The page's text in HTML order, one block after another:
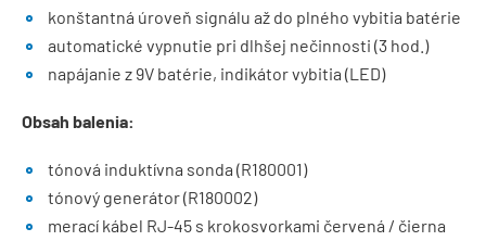
konštantná úroveň signálu až do plného vybitia batérie
automatické vypnutie pri dlhšej nečinnosti (3 hod.)
napájanie z 9V batérie, indikátor vybitia (LED)
Obsah balenia:
tónová induktívna sonda (R180001)
tónový generátor (R180002)
merací kábel RJ-45 s krokosvorkami červená / čierna